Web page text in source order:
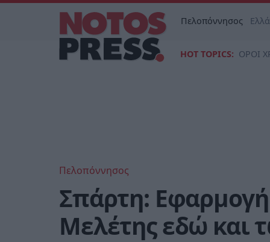
Πελοπόννησος
HOT TOPICS: ΟΡΟΙ
Πελοπόννησος
Σπάρτη:
Μελέτης εδώ και